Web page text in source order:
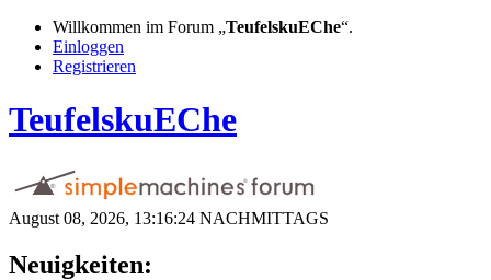
Willkommen im Forum „TeufelskuEChe“.
Einloggen
Registrieren
TeufelskuEChe
August 08, 2026, 13:16:24 NACHMITTAGS
Neuigkeiten: